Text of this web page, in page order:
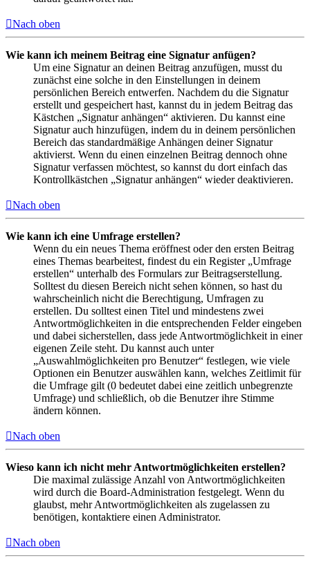
Nach oben
Wie kann ich meinem Beitrag eine Signatur anfügen?
Um eine Signatur an deinen Beitrag anzufügen, musst du
zunächst eine solche in den Einstellungen in deinem
persönlichen Bereich entwerfen. Nachdem du die Signatur
erstellt und gespeichert hast, kannst du in jedem Beitrag das
Kästchen „Signatur anhängen“ aktivieren. Du kannst eine
Signatur auch hinzufügen, indem du in deinem persönlichen
Bereich das standardmäßige Anhängen deiner Signatur
aktivierst. Wenn du einen einzelnen Beitrag dennoch ohne
Signatur verfassen möchtest, so kannst du dort einfach das
Kontrollkästchen „Signatur anhängen“ wieder deaktivieren.
Nach oben
Wie kann ich eine Umfrage erstellen?
Wenn du ein neues Thema eröffnest oder den ersten Beitrag
eines Themas bearbeitest, findest du ein Register „Umfrage
erstellen“ unterhalb des Formulars zur Beitragserstellung.
Solltest du diesen Bereich nicht sehen können, so hast du
wahrscheinlich nicht die Berechtigung, Umfragen zu
erstellen. Du solltest einen Titel und mindestens zwei
Antwortmöglichkeiten in die entsprechenden Felder eingeben
und dabei sicherstellen, dass jede Antwortmöglichkeit in einer
eigenen Zeile steht. Du kannst auch unter
„Auswahlmöglichkeiten pro Benutzer“ festlegen, wie viele
Optionen ein Benutzer auswählen kann, welches Zeitlimit für
die Umfrage gilt (0 bedeutet dabei eine zeitlich unbegrenzte
Umfrage) und schließlich, ob die Benutzer ihre Stimme
ändern können.
Nach oben
Wieso kann ich nicht mehr Antwortmöglichkeiten erstellen?
Die maximal zulässige Anzahl von Antwortmöglichkeiten
wird durch die Board-Administration festgelegt. Wenn du
glaubst, mehr Antwortmöglichkeiten als zugelassen zu
benötigen, kontaktiere einen Administrator.
Nach oben